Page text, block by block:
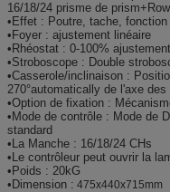
16/18/24 prisme de
•Effet : Poutre, tache, fonction
•Foyer : ajustement linéaire
•Rhéostat : 0-100%
•Stroboscope : Double
•Casserole/inclinaison :
270°automatically de l'axe
•Option de fixation :
•Mode de contrôle : Mode de
standard
•La Manche : 16/18/24 CHs
•Le contrôleur peut ouvrir la
•Poids : 20kG
•Dimension : 475x440x715mm